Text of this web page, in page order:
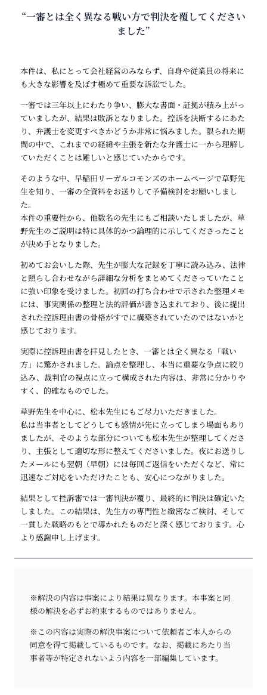
“一審とは全く異なる戦い方で判決を覆してください
ました”
本件は、私にとって会社経営のみならず、自身や従業員の将来に
も大きな影響を及ぼす極めて重要な訴訟でした。
一審では三年以上にわたり争い、膨大な書面・証拠が積み上がっ
ていましたが、結果は敗訴となりました。控訴を決断するにあた
り、弁護士を変更すべきかどうか非常に悩みました。限られた期
間の中で、これまでの経緯や主張を新たな弁護士に一から理解し
ていただくことは難しいと感じていたからです。
そのような中、早稲田リーガルコモンズのホームページで草野先
生を知り、一審の全資料をお送りして予備検討をお願いしまし
た。
本件の重要性から、他数名の先生にもご相談いたしましたが、草
野先生のご説明は特に具体的かつ論理的に示してくださったこと
が決め手となりました。
初めてお会いした際、先生が膨大な記録を丁寧に読み込み、法律
と照らし合わせながら詳細な分析をまとめてくださっていたこと
に強い印象を受けました。初回の打ち合わせで示された整理メモ
には、事実関係の整理と法的評価が書き込まれており、後に提出
された控訴理由書の骨格がすでに構築されていたのではないかと
感じております。
実際に控訴理由書を拝見したとき、一審とは全く異なる「戦い
方」に驚かされました。論点を整理し、本当に重要な争点に絞り
込み、裁判官の視点に立って構成された内容は、非常に分かりや
すく、的確なものでした。
草野先生を中心に、松本先生にもご尽力いただきました。
私は当事者としてどうしても感情が先に立ってしまう場面もあり
ましたが、そのような部分についても松本先生が整理してくださ
り、主張として適切な形に整えてくださいました。夜にお送りし
たメールにも翌朝（早朝）には毎回ご返信をいただくなど、常に
迅速なご対応をいただけたことも、安心につながりました。
結果として控訴審では一審判決が覆り、最終的に判決は確定いた
しました。この結果は、先生方の専門性と緻密なご検討、そして
一貫した戦略のもとで導かれたものだと深く感じております。心
より感謝申し上げます。
※解決の内容は事案により結果は異なります。本事案と同
様の解決を必ずお約束するものではありません。
※この内容は実際の解決事案について依頼者ご本人からの
同意を得て掲載しているものです。なお、掲載にあたり当
事者等が特定されないよう内容を一部編集しています。